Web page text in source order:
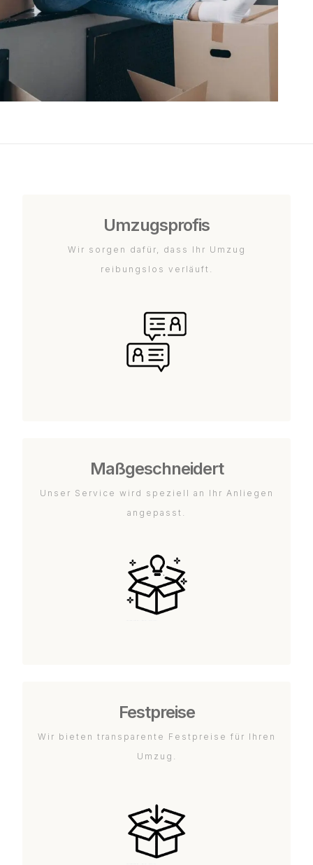
Umzugsprofis
Wir sorgen dafür, dass Ihr Umzug
reibungslos verläuft.
Maßgeschneidert
Unser Service wird speziell an Ihr Anliegen
angepasst.
Festpreise
Wir bieten transparente Festpreise für Ihren
Umzug.